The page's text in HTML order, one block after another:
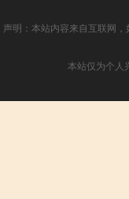
声明：本站内容来自互联网
本站仅为个人